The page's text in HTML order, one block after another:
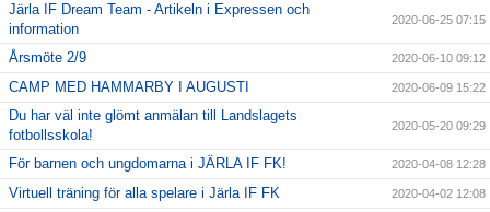
Järla IF Dream Team - Artikeln i Expressen och
information
2020-06-25 07:15
Årsmöte 2/9 2020-06-10 09:12
CAMP MED HAMMARBY I AUGUSTI 2020-06-09 15:22
Du har väl inte glömt anmälan till Landslagets
fotbollsskola!
2020-05-20 09:29
För barnen och ungdomarna i JÄRLA IF FK! 2020-04-08 12:28
Virtuell träning för alla spelare i Järla IF FK 2020-04-02 12:08